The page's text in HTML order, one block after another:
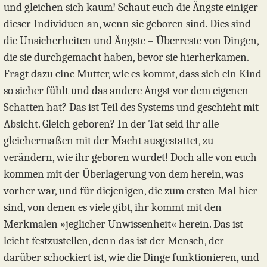
und gleichen sich kaum! Schaut euch die Ängste einiger
dieser Individuen an, wenn sie geboren sind. Dies sind
die Unsicherheiten und Ängste – Überreste von Dingen,
die sie durchgemacht haben, bevor sie hierherkamen.
Fragt dazu eine Mutter, wie es kommt, dass sich ein Kind
so sicher fühlt und das andere Angst vor dem eigenen
Schatten hat? Das ist Teil des Systems und geschieht mit
Absicht. Gleich geboren? In der Tat seid ihr alle
gleichermaßen mit der Macht ausgestattet, zu
verändern, wie ihr geboren wurdet! Doch alle von euch
kommen mit der Überlagerung von dem herein, was
vorher war, und für diejenigen, die zum ersten Mal hier
sind, von denen es viele gibt, ihr kommt mit den
Merkmalen »jeglicher Unwissenheit« herein. Das ist
leicht festzustellen, denn das ist der Mensch, der
darüber schockiert ist, wie die Dinge funktionieren, und